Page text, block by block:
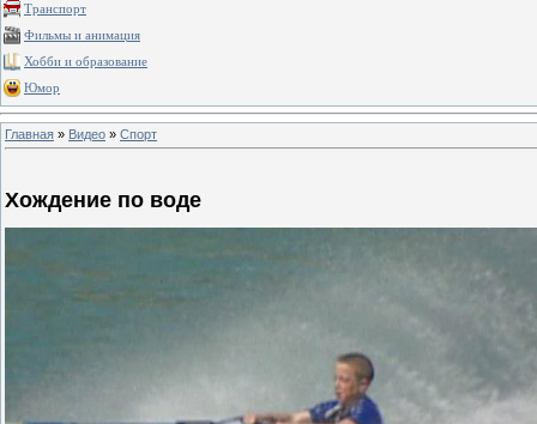
Транспорт
Фильмы и анимация
Хобби и образование
Юмор
Главная » Видео » Спорт
Хождение по воде